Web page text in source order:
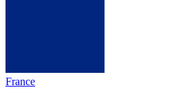
France